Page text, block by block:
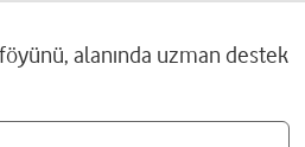
alanında uzman destek